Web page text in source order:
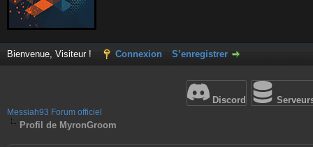
Bienvenue, Visiteur ! Connexion S’enregistrer
Discord
Messiah93 Forum officiel
Profil de MyronGroom